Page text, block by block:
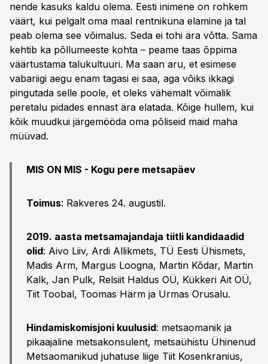
nende kasuks kaldu olema. Eesti inimene on rohkem
väärt, kui pelgalt oma maal rentnikuna elamine ja tal
peab olema see võimalus. Seda ei tohi ära võtta. Sama
kehtib ka põllumeeste kohta – peame taas õppima
väärtustama talukultuuri. Ma saan aru, et esimese
vabariigi aegu enam tagasi ei saa, aga võiks ikkagi
pingutada selle poole, et oleks vähemalt võimalik
peretalu pidades ennast ära elatada. Kõige hullem, kui
kõik muudkui järgemööda oma põliseid maid maha
müüvad.
MIS ON MIS - Kogu pere metsapäev
Toimus: Rakveres 24. augustil.
2019. aasta metsamajandaja tiitli kandidaadid
olid: Aivo Liiv, Ardi Allikmets, TÜ Eesti Ühismets,
Madis Arm, Margus Loogna, Martin Kõdar, Martin
Kalk, Jan Pulk, Relsiit Haldus OÜ, Kükkeri Ait OÜ,
Tiit Toobal, Toomas Härm ja Urmas Orusalu.
Hindamiskomisjoni kuulusid: metsaomanik ja
pikaajaline metsakonsulent, metsaühistu Ühinenud
Metsaomanikud juhatuse liige Tiit Kosenkranius,